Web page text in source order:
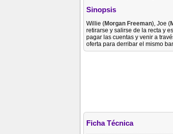
Sinopsis
Willie (Morgan Freeman), Joe (
retirarse y salirse de la recta y
pagar las cuentas y venir a
oferta para derribar el mismo
Ficha Técnica